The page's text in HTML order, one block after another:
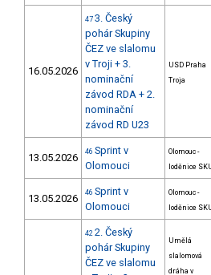
16.05.2026
47 3. Český
pohár Skupiny
ČEZ ve slalomu
v Troji + 3.
nominační
závod RDA + 2.
nominační
závod RD U23
USD Praha
Troja
13.05.2026 46 Sprint v
Olomouci
Olomouc -
loděnice
13.05.2026 46 Sprint v
Olomouci
Olomouc -
loděnice
42 2. Český
pohár Skupiny
ČEZ ve slalomu
Umělá
slalomová
dráha v